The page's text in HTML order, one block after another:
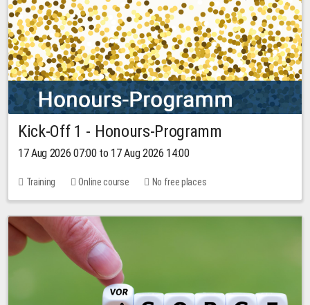
Kick-Off 1 - Honours-Programm
17 Aug 2026 07:00 to 17 Aug 2026 14:00
Training Online course No free places